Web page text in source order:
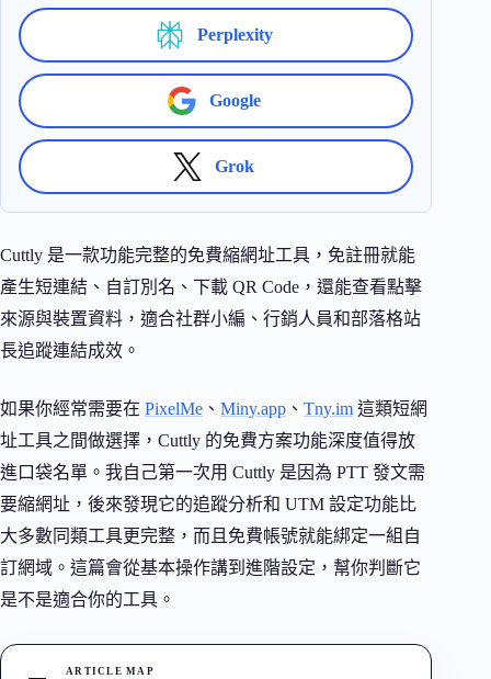
Perplexity
Google
Grok
Cuttly 是一款功能完整的免費縮網址工具，免註冊就能
產生短連結、自訂別名、下載 QR Code，還能查看點擊
來源與裝置資料，適合社群小編、行銷人員和部落格站
長追蹤連結成效。
如果你經常需要在 PixelMe 、 Miny.app 、 Tny.im 這類短網
址工具之間做選擇，Cuttly 的免費方案功能深度值得放
進口袋名單。我自己第一次用 Cuttly 是因為 PTT 發文需
要縮網址，後來發現它的追蹤分析和 UTM 設定功能比
大多數同類工具更完整，而且免費帳號就能綁定一組自
訂網域。這篇會從基本操作講到進階設定，幫你判斷它
是不是適合你的工具。
ARTICLE MAP